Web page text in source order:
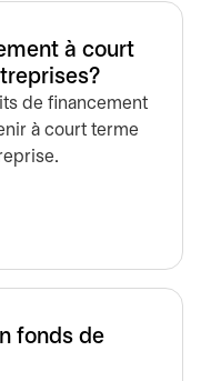
à court
de financement
à court terme
fonds de